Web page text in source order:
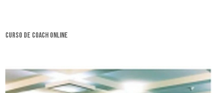
curso de coach online